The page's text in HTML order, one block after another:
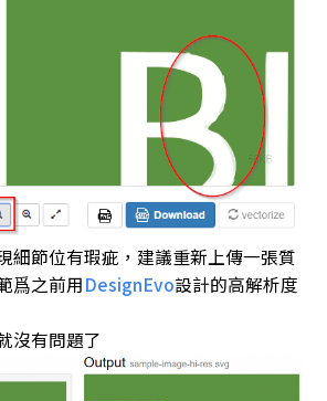
節位有瑕疵，建議重新上傳一張質
爲之前用DesignEvo設計的高解析度
沒有問題了